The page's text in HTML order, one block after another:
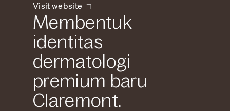
Visit website
Membentuk
identitas
dermatologi
premium baru
Claremont.